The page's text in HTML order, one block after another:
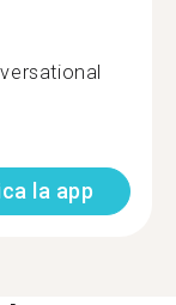
la app